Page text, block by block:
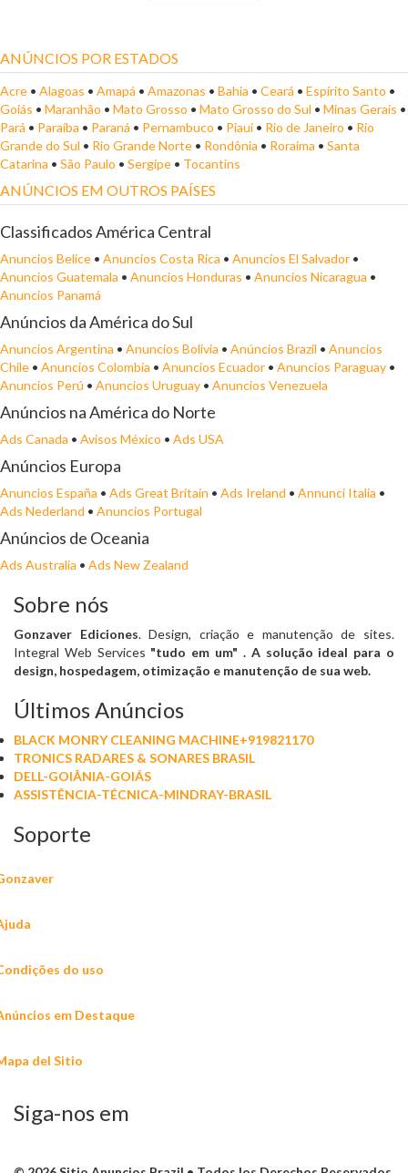
ANÚNCIOS POR ESTADOS
Acre • Alagoas • Amapá • Amazonas • Bahia • Ceará • Espírito Santo •
Goiás • Maranhão • Mato Grosso • Mato Grosso do Sul • Minas Gerais •
Pará • Paraíba • Paraná • Pernambuco • Piauí• Rio de Janeiro • Rio
Grande do Sul • Rio Grande Norte • Rondônia • Roraima • Santa
Catarina • São Paulo • Sergipe • Tocantins
ANÚNCIOS EM OUTROS PAÍSES
Classificados América Central
Anuncios Belice • Anuncios Costa Rica • Anuncios El Salvador •
Anuncios Guatemala • Anuncios Honduras • Anuncios Nicaragua •
Anuncios Panamá
Anúncios da América do Sul
Anuncios Argentina • Anuncios Bolivia • Anúncios Brazil • Anuncios
Chile • Anuncios Colombia • Anuncios Ecuador • Anuncios Paraguay •
Anuncios Perú • Anuncios Uruguay • Anuncios Venezuela
Anúncios na América do Norte
Ads Canada • Avisos México • Ads USA
Anúncios Europa
Anuncios España • Ads Great Britain • Ads Ireland • Annunci Italia •
Ads Nederland • Anuncios Portugal
Anúncios de Oceania
Ads Australia • Ads New Zealand
Sobre nós
Gonzaver Ediciones. Design, criação e manutenção de sites.
Integral Web Services "tudo em um" . A solução ideal para o
design, hospedagem, otimização e manutenção de sua web.
Últimos Anúncios
BLACK MONRY CLEANING MACHINE+919821170
TRONICS RADARES & SONARES BRASIL
DELL-GOIÂNIA-GOIÁS
ASSISTÊNCIA-TÉCNICA-MINDRAY-BRASIL
Soporte
do uso
em Destaque
del Sitio
Siga-nos em